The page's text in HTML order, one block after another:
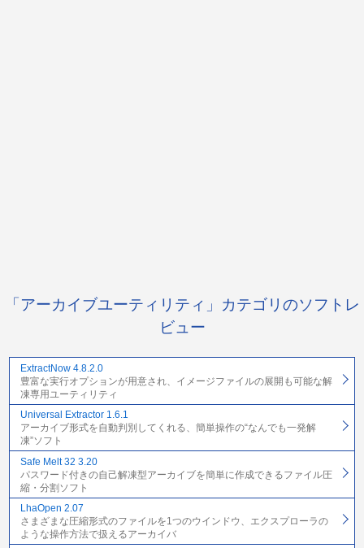
「アーカイブユーティリティ」カテゴリのソフトレ
ビュー
ExtractNow 4.8.2.0
豊富な実行オプションが用意され、イメージファイルの展開も可能な解
凍専用ユーティリティ
Universal Extractor 1.6.1
アーカイブ形式を自動判別してくれる、簡単操作の“なんでも一発解
凍”ソフト
Safe Melt 32 3.20
パスワード付きの自己解凍型アーカイブを簡単に作成できるファイル圧
縮・分割ソフト
LhaOpen 2.07
さまざまな圧縮形式のファイルを1つのウインドウ、エクスプローラの
ような操作方法で扱えるアーカイバ